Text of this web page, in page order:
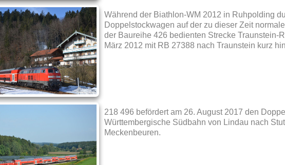
Während der Biathlon-WM 2012 in Ruhpolding
Doppelstockwagen auf der zu dieser Zeit
der Baureihe 426 bedienten Strecke Traunstein-
März 2012 mit RB 27388 nach Traunstein kurz
218 496 befördert am 26. August 2017 den
Württembergische Südbahn von Lindau nach
Meckenbeuren.